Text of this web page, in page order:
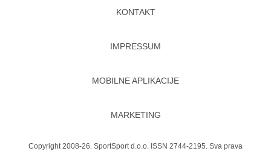
KONTAKT
IMPRESSUM
MOBILNE APLIKACIJE
MARKETING
Copyright 2008-26. SportSport d.o.o. ISSN 2744-2195. Sva prava